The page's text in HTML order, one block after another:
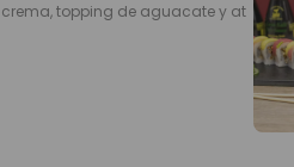
topping de aguacate y at